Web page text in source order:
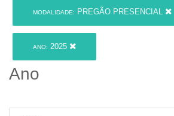
MODALIDADE: PREGÃO PRESENCIAL
ANO: 2025
Ano